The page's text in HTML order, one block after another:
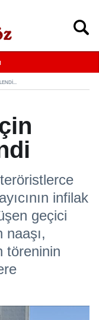
infilak
geçici
naaşı,
töreninin